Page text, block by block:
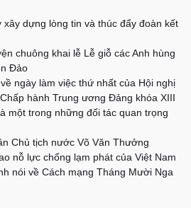
xây dựng lòng tin và thúc đẩy đoàn kết
chuông khai lễ Lễ giỗ các Anh hùng
Đảo
ngày làm việc thứ nhất của Hội nghị
hành Trung ương Đảng khóa XIII
một trong những đối tác quan trọng
Chủ tịch nước Võ Văn Thưởng
nỗ lực chống lạm phát của Việt Nam
nói về Cách mạng Tháng Mười Nga